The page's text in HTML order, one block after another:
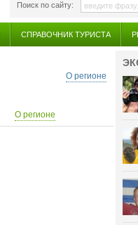
Поиск по сайту:
СПРАВОЧНИК ТУРИСТА
О регионе
О регионе